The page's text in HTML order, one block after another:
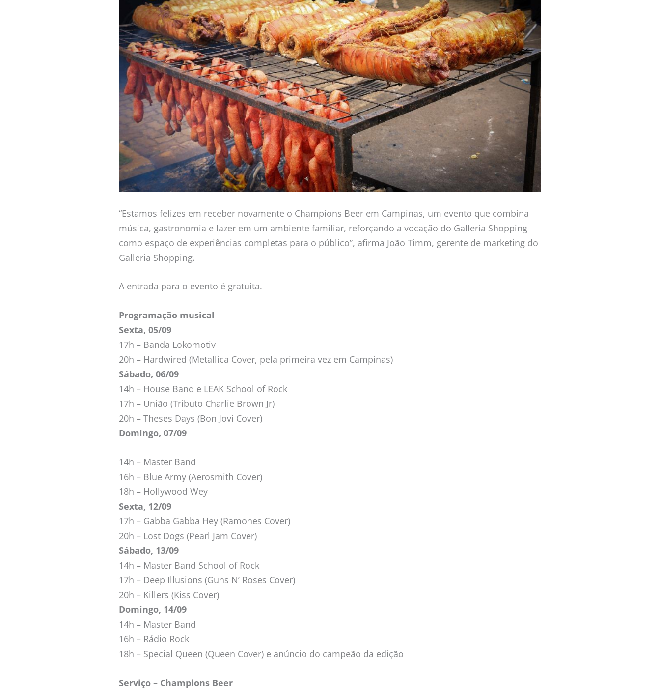
“Estamos felizes em receber novamente o Champions Beer em Campinas, um evento que combina
música, gastronomia e lazer em um ambiente familiar, reforçando a vocação do Galleria Shopping
como espaço de experiências completas para o público”, afirma João Timm, gerente de marketing do
Galleria Shopping.
A entrada para o evento é gratuita.
Programação musical
Sexta, 05/09
17h – Banda Lokomotiv
20h – Hardwired (Metallica Cover, pela primeira vez em Campinas)
Sábado, 06/09
14h – House Band e LEAK School of Rock
17h – União (Tributo Charlie Brown Jr)
20h – Theses Days (Bon Jovi Cover)
Domingo, 07/09
14h – Master Band
16h – Blue Army (Aerosmith Cover)
18h – Hollywood Wey
Sexta, 12/09
17h – Gabba Gabba Hey (Ramones Cover)
20h – Lost Dogs (Pearl Jam Cover)
Sábado, 13/09
14h – Master Band School of Rock
17h – Deep Illusions (Guns N’ Roses Cover)
20h – Killers (Kiss Cover)
Domingo, 14/09
14h – Master Band
16h – Rádio Rock
18h – Special Queen (Queen Cover) e anúncio do campeão da edição
Serviço – Champions Beer